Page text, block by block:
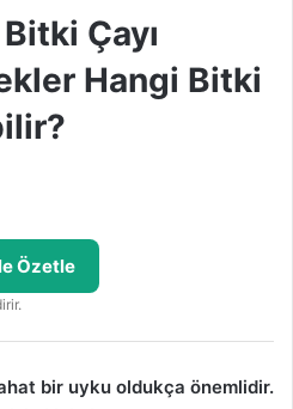
Çayı
Hangi Bitki
Özetle
bir uyku oldukça önemlidir.